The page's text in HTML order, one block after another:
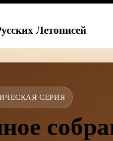
Летописей
СЕРИЯ